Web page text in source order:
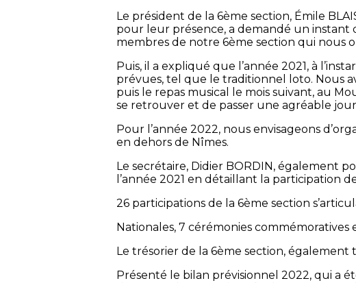
Le président de la 6ème section, Émile
pour leur présence, a demandé un instant
membres de notre 6ème section qui nous
Puis, il a expliqué que l’année 2021, à
prévues, tel que le traditionnel loto. Nous
puis le repas musical le mois suivant, au
se retrouver et de passer une agréable
Pour l’année 2022, nous envisageons
en dehors de Nîmes.
Le secrétaire, Didier BORDIN, également
l’année 2021 en détaillant la participation
26 participations de la 6ème section
Nationales, 7 cérémonies
Le trésorier de la 6ème section,
Présenté le bilan prévisionnel 2022, qui a